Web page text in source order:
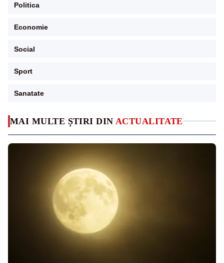
MAI MULTE ȘTIRI DIN ACTUALITATE
Politica
Economie
Social
Sport
Sanatate